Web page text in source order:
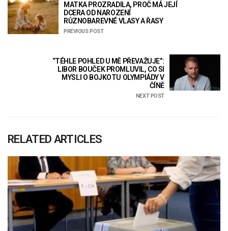
MATKA PROZRADILA, PROČ MÁ JEJÍ
DCERA OD NAROZENÍ
RŮZNOBAREVNÉ VLASY A ŘASY
PREVIOUS POST
“TÉHLE POHLED U MĚ PŘEVAŽUJE”:
LIBOR BOUČEK PROMLUVIL, CO SI
MYSLI O BOJKOTU OLYMPIÁDY V
ČÍNĚ
NEXT POST
RELATED ARTICLES